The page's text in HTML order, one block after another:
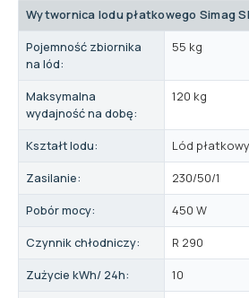
Wytwornica lodu płatkowego Simag
Pojemność zbiornika
na lód:
55 kg
Maksymalna
wydajność na dobę:
120 kg
Kształt lodu:
Lód
Zasilanie:
230/50/1
Pobór mocy:
450 W
Czynnik chłodniczy:
R 290
Zużycie kWh/ 24h:
10